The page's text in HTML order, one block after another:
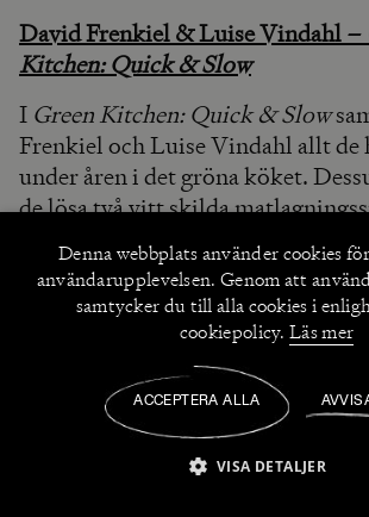
David Frenkiel & Luise Vindahl –
Kitchen: Quick & Slow
I Green Kitchen: Quick & Slow
Frenkiel och Luise Vindahl allt de
under åren i det gröna köket.
de lösa två vitt skilda
som de själva möter varje vecka:
ont om tid och helgerna då
mycket plats. Quick erbjuder
och mellanmål, och enkla
inte kompromissar med det
oemotståndliga! Det är rätter som
en, men som erbjuder mycket.
de utdragna helgmåltiderna då
Denna webbplats använder cookies
användarupplevelsen. Genom att
samtycker du till alla cookies i
cookiepolicy.Läs mer
ACCEPTERA ALLA
VISA DETALJER